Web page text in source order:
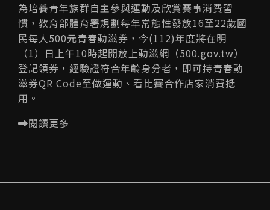
為培養青年族群自主參與運動及欣賞賽事消費習
慣，教育部體育署規劃每年常態性發放16至22歲國
民每人500元青春動滋券，今(112)年度將在明
（1）日上午10時起開放上動滋網（500.gov.tw）
登記領券，經驗證符合年齡身分者，即可持青春動
滋券QR Code至做運動、看比賽合作店家消費抵
用。
閱讀更多